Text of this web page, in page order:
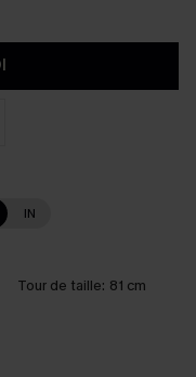
IN
Tour de taille: 81 cm